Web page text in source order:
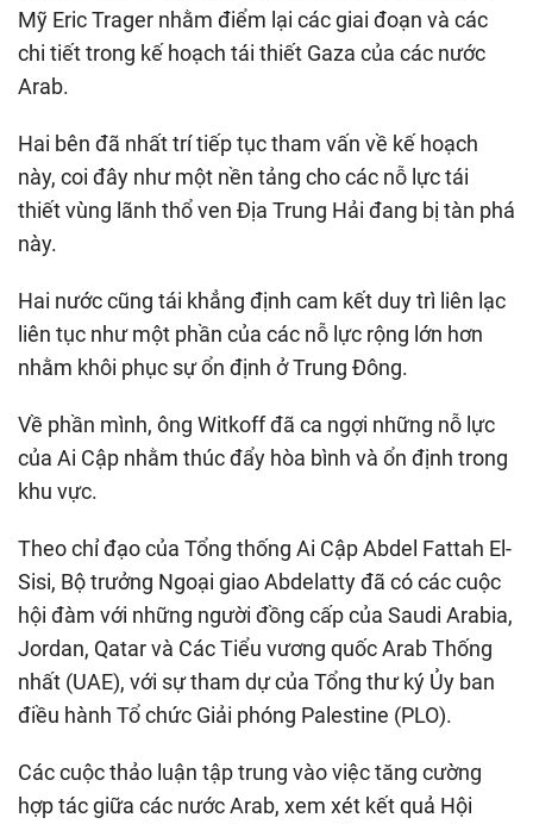
Mỹ Eric Trager nhằm điểm lại các giai đoạn và các
chi tiết trong kế hoạch tái thiết Gaza của các nước
Arab.
Hai bên đã nhất trí tiếp tục tham vấn về kế hoạch
này, coi đây như một nền tảng cho các nỗ lực tái
thiết vùng lãnh thổ ven Địa Trung Hải đang bị tàn phá
này.
Hai nước cũng tái khẳng định cam kết duy trì liên lạc
liên tục như một phần của các nỗ lực rộng lớn hơn
nhằm khôi phục sự ổn định ở Trung Đông.
Về phần mình, ông Witkoff đã ca ngợi những nỗ lực
của Ai Cập nhằm thúc đẩy hòa bình và ổn định trong
khu vực.
Theo chỉ đạo của Tổng thống Ai Cập Abdel Fattah El-
Sisi, Bộ trưởng Ngoại giao Abdelatty đã có các cuộc
hội đàm với những người đồng cấp của Saudi Arabia,
Jordan, Qatar và Các Tiểu vương quốc Arab Thống
nhất (UAE), với sự tham dự của Tổng thư ký Ủy ban
điều hành Tổ chức Giải phóng Palestine (PLO).
Các cuộc thảo luận tập trung vào việc tăng cường
hợp tác giữa các nước Arab, xem xét kết quả Hội